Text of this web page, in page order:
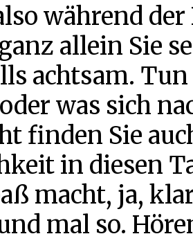
während
allein Sie
achtsam.
was sich
finden Sie
in diesen
macht, ja,
mal so.